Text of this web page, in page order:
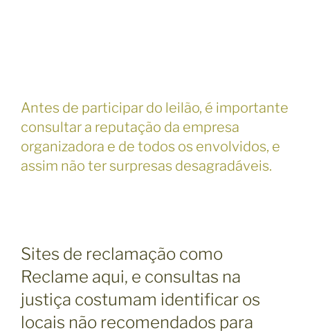
Antes de participar do leilão, é importante
consultar a reputação da empresa
organizadora e de todos os envolvidos, e
assim não ter surpresas desagradáveis.
Sites de reclamação como
Reclame aqui, e consultas na
justiça costumam identificar os
locais não recomendados para